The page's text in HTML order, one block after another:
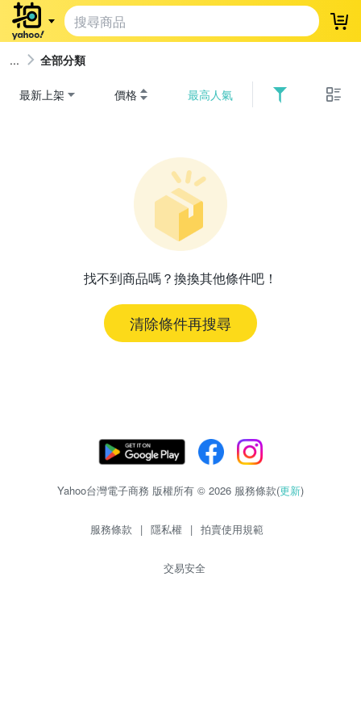
登
全部分類
最新上架 價格 最高人氣
找不到商品嗎？換換其他條件吧！
清除條件再搜尋
Yahoo台灣電子商務 版權所有 © 2026 服務條款(更新)
服務條款 | 隱私權 | 拍賣使用規範
交易安全